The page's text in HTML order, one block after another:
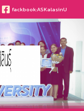
fackbook:ASKalasinU